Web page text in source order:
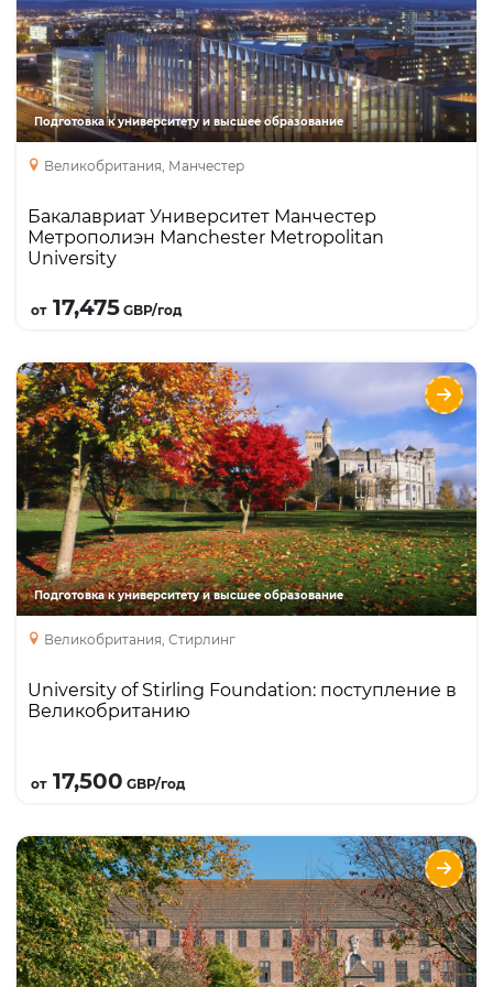
Подготовка к университету и высшее образование
Великобритания, Манчестер
Бакалавриат Университет Манчестер
Метрополиэн Manchester Metropolitan
University
от17,475 GBP/год
Описание
Курсы
Языки
Направления
Топ 5 специальностей: Искусство и Дизайн,
Бизнес, Мода, Гостиничный менеджмент,
Физиотерапия. 11-й в Великобритании по
Архитектуре, многие программы включают
производственную практику и стажировки,
Подготовка к университету и высшее образование
Великобритания, Стирлинг
University of Stirling Foundation: поступление в
Великобританию
от17,500 GBP/год
University of Stirling Foundation: поступление
в Великобританию
Курсы
Языки
Направления
Foundation
International Year One
Academic English
International Year Two
Предуниверситетская подготовка и
бакалавриат в University of Exeter
Описание
Курсы
Языки
Направления
Входит в Расселл Групп, занимает 3 место по